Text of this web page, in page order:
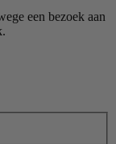
een bezoek aan